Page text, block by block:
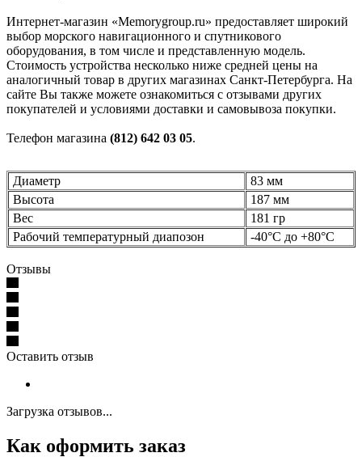
Интернет-магазин «Memorygroup.ru» предоставляет широкий
выбор морского навигационного и спутникового
оборудования, в том числе и представленную модель.
Стоимость устройства несколько ниже средней цены на
аналогичный товар в других магазинах Санкт-Петербурга. На
сайте Вы также можете ознакомиться с отзывами других
покупателей и условиями доставки и самовывоза покупки.
Телефон магазина (812) 642 03 05.
Диаметр
83 мм
Высота
187 мм
Вес
181 гр
Рабочий температурный диапозон
-40°С до +80°С
Отзывы
Оставить отзыв
Загрузка отзывов...
Как оформить заказ